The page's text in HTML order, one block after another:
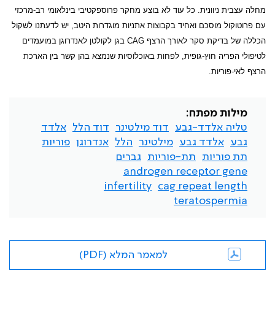
מחלה עצבית ניוונית. כל עוד לא בוצע מחקר פרוספקטיבי בינלאומי רב-מרכזי
עם פרוטוקול מוסכם ואחיד בקבוצות אתניות מוגדרות היטב, יש לדעתנו לשקול
הכללה של בדיקת סקר לאורך הרצף CAG בגן לקולטן לאנדרוגן במועמדים
לטיפולי הפריה חוץ-גופית, לפחות באוכלוסיות שנמצא בהן קשר בין הארכת
הרצף לאי-פוריות.
מילות מפתח:
טליה אלדד-גבע
דוד מילטינר דוד הלל
אלדד
גבע
אלדד גבע מילטינר הלל אנדרוגן פוריות
תת פוריות
תת-פוריות
גברים
androgen receptor gene
cag repeat length
infertility
teratospermia
למאמר המלא (PDF)